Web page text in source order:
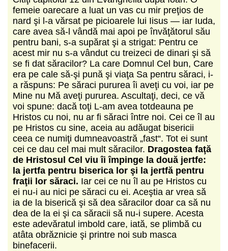
femeie oarecare a luat un vas cu mir preţios de
nard şi l-a vărsat pe picioarele lui Iisus — iar Iuda,
care avea să-l vândă mai apoi pe învăţătorul său
pentru bani, s-a supărat şi a strigat: Pentru ce
acest mir nu s-a vândut cu treizeci de dinari şi să
se fi dat săracilor? La care Domnul Cel bun, Care
era pe cale să-şi pună şi viaţa Sa pentru săraci, i-
a răspuns: Pe săraci pururea îi aveţi cu voi, iar pe
Mine nu Mă aveţi pururea. Ascultaţi, deci, ce vă
voi spune: dacă toţi L-am avea totdeauna pe
Hristos cu noi, nu ar fi săraci între noi. Cei ce îl au
pe Hristos cu sine, aceia au adăugat bisericii
ceea ce numiţi dumneavoastră „fast“. Tot ei sunt
cei ce dau cel mai mult săracilor. Dragostea faţă
de Hristosul Cel viu îi împinge la două jertfe:
la jertfa pentru biserica lor şi la jertfă pentru
fraţii lor săraci. Iar cei ce nu îl au pe Hristos cu
ei nu-i au nici pe săraci cu ei. Aceştia ar vrea să
ia de la biserică şi să dea săracilor doar ca să nu
dea de la ei şi ca săracii să nu-i supere. Acesta
este adevăratul imbold care, iată, se plimbă cu
atâta obrăznicie şi printre noi sub masca
binefacerii.